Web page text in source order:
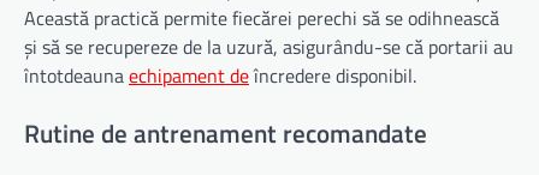
Această practică permite fiecărei perechi să se odihnească
și să se recupereze de la uzură, asigurându-se că portarii au
întotdeaunaechipament deîncredere disponibil.
Rutine de antrenament recomandate